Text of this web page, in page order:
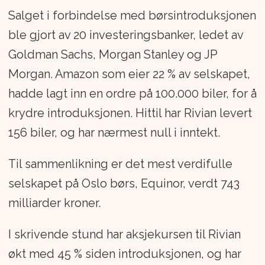
Forening.
Salget i forbindelse med børsintroduksjonen
ble gjort av 20 investeringsbanker, ledet av
Goldman Sachs, Morgan Stanley og JP
Morgan. Amazon som eier 22 % av selskapet,
hadde lagt inn en ordre på 100.000 biler, for å
krydre introduksjonen. Hittil har Rivian levert
156 biler, og har nærmest null i inntekt.
Til sammenlikning er det mest verdifulle
selskapet på Oslo børs, Equinor, verdt 743
milliarder kroner.
I skrivende stund har aksjekursen til Rivian
økt med 45 % siden introduksjonen, og har